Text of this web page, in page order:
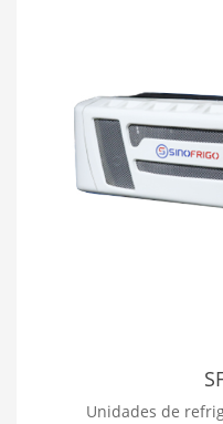
Unidades de